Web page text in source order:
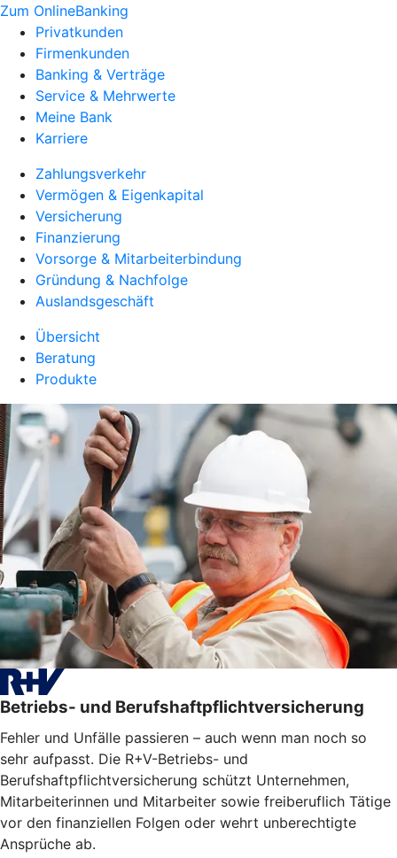
Zum OnlineBanking
Privatkunden
Firmenkunden
Banking & Verträge
Service & Mehrwerte
Meine Bank
Karriere
Zahlungsverkehr
Vermögen & Eigenkapital
Versicherung
Finanzierung
Vorsorge & Mitarbeiterbindung
Gründung & Nachfolge
Auslandsgeschäft
Übersicht
Beratung
Produkte
Betriebs- und Berufshaftpflichtversicherung
Fehler und Unfälle passieren – auch wenn man noch so
sehr aufpasst. Die R+V-Betriebs- und
Berufshaftpflichtversicherung schützt Unternehmen,
Mitarbeiterinnen und Mitarbeiter sowie freiberuflich Tätige
vor den finanziellen Folgen oder wehrt unberechtigte
Ansprüche ab.